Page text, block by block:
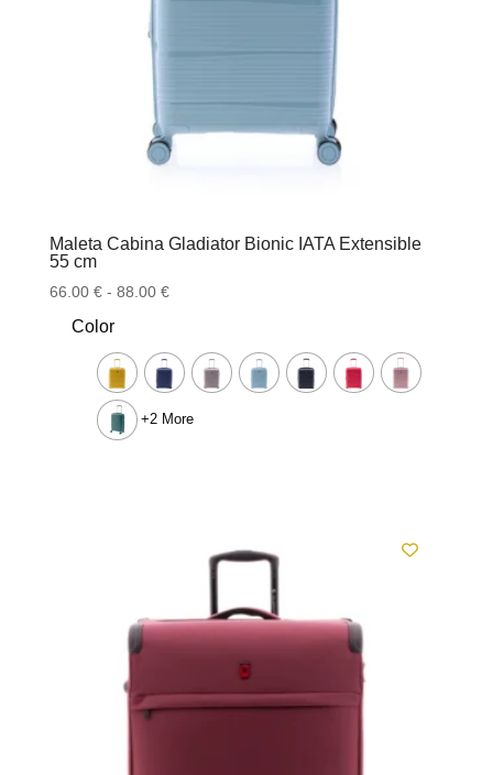
Maleta Cabina Gladiator Bionic IATA Extensible
55 cm
66.00 € - 88.00 €Rango
desde
66.00 €
hasta
Color
+2 More